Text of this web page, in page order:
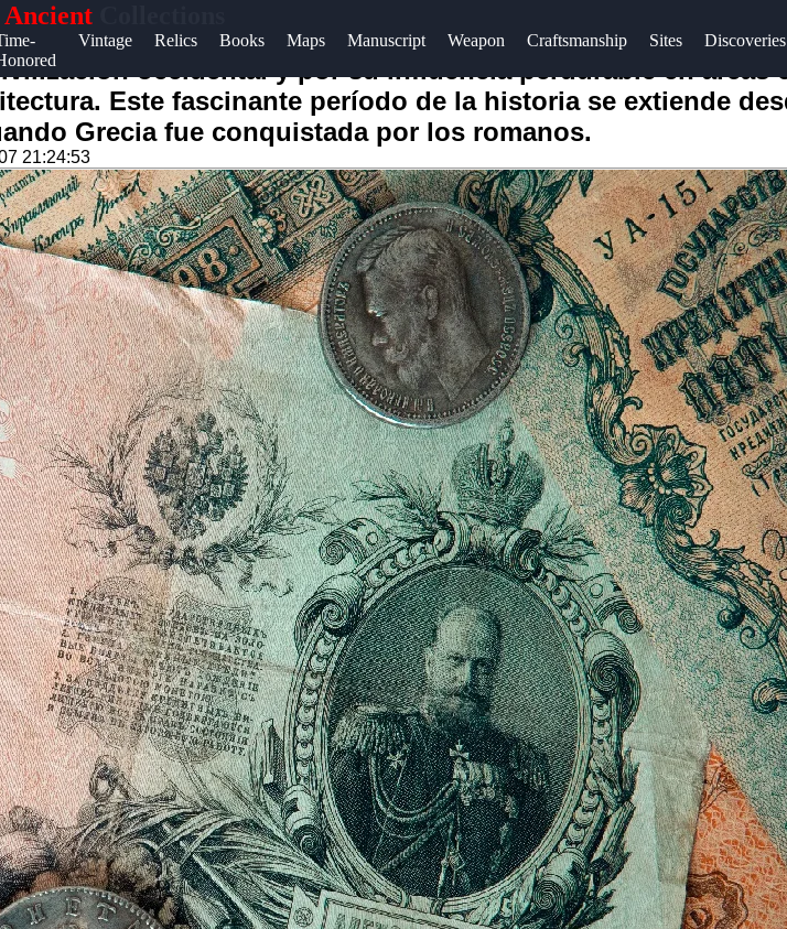
AncientCollections
Vintage Relics Books Maps Manuscript Weapon Craftsmanship Sites Discoveries
occidental y por su influencia perdurable en áreas
Este fascinante período de la historia se extiende
Grecia fue conquistada por los romanos.
21:24:53